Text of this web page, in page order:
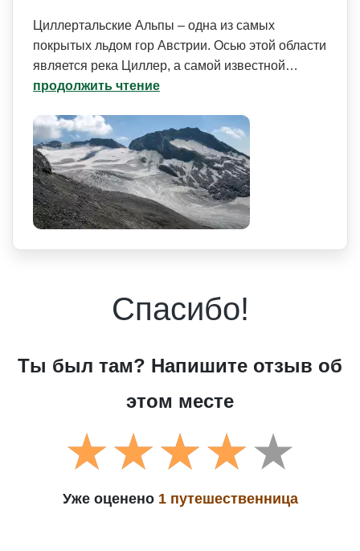
Циллертальские Альпы – одна из самых
покрытых льдом гор Австрии. Осью этой области
является река Циллер, а самой известной…
продолжить чтение
Спасибо!
Ты был там? Напишите отзыв об
этом месте
Уже оценено 1 путешественница